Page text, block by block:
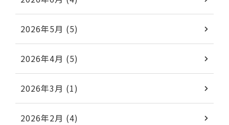
2026年5月 (5)
2026年4月 (5)
2026年3月 (1)
2026年2月 (4)